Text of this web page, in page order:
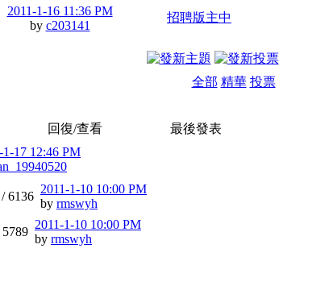
2011-1-16 11:36 PM
by c203141
招聘版主中
全部 精華 投票
回復/查看 最後發表
1-17 12:46 PM
/6136
2011-1-10 10:00 PM
by rmswyh
5789
2011-1-10 10:00 PM
by rmswyh